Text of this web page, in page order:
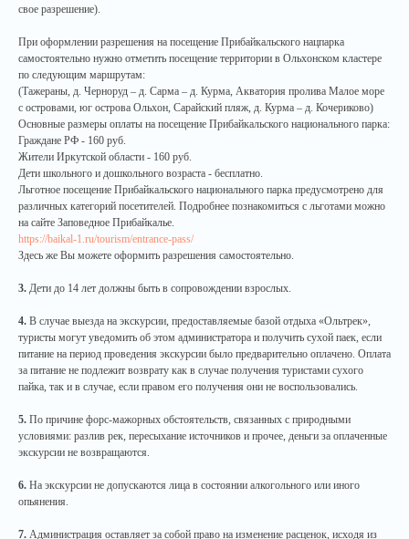
свое разрешение).
При оформлении разрешения на посещение Прибайкальского нацпарка
самостоятельно нужно отметить посещение территории в Ольхонском кластере
по следующим маршрутам:
(Тажераны, д. Черноруд – д. Сарма – д. Курма, Акватория пролива Малое море
с островами, юг острова Ольхон, Сарайский пляж, д. Курма – д. Кочериково)
Основные размеры оплаты на посещение Прибайкальского национального парка:
Граждане РФ - 160 руб.
Жители Иркутской области - 160 руб.
Дети школьного и дошкольного возраста - бесплатно.
Льготное посещение Прибайкальского национального парка предусмотрено для
различных категорий посетителей. Подробнее познакомиться с льготами можно
на сайте Заповедное Прибайкалье.
https://baikal-1.ru/tourism/entrance-pass/
Здесь же Вы можете оформить разрешения самостоятельно.
3. Дети до 14 лет должны быть в сопровождении взрослых.
4. В случае выезда на экскурсии, предоставляемые базой отдыха «Ольтрек»,
туристы могут уведомить об этом администратора и получить сухой паек, если
питание на период проведения экскурсии было предварительно оплачено. Оплата
за питание не подлежит возврату как в случае получения туристами сухого
пайка, так и в случае, если правом его получения они не воспользовались.
5. По причине форс-мажорных обстоятельств, связанных с природными
условиями: разлив рек, пересыхание источников и прочее, деньги за оплаченные
экскурсии не возвращаются.
6. На экскурсии не допускаются лица в состоянии алкогольного или иного
опьянения.
7. Администрация оставляет за собой право на изменение расценок, исходя из